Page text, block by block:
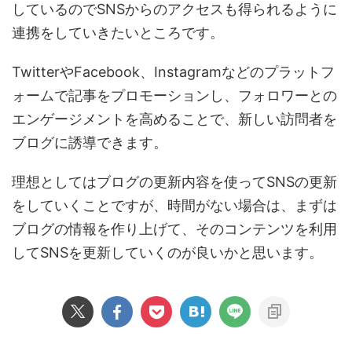
しているのでSNSからのアクセスも得られるように
連携をしていきたいところです。
TwitterやFacebook、Instagramなどのプラットフ
ォームで記事をプロモーションし、フォロワーとの
エンゲージメントを高めることで、新しい訪問者を
ブログに誘導できます。
理想としてはブログの更新内容を使ってSNSの更新
をしていくことですが、時間がない場合は、まずは
ブログの情報を作り上げて、そのコンテンツを利用
してSNSを更新していくのが良いかと思います。